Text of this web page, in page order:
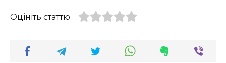
Оцініть статтю